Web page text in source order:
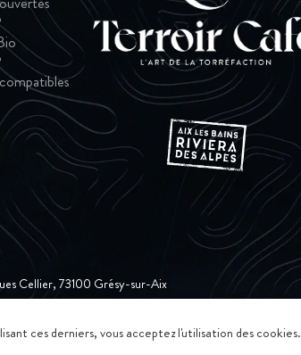
ces derniers, vous acceptez l'utilisation des cookies.
Cellier, 73100 Grésy-sur-Aix